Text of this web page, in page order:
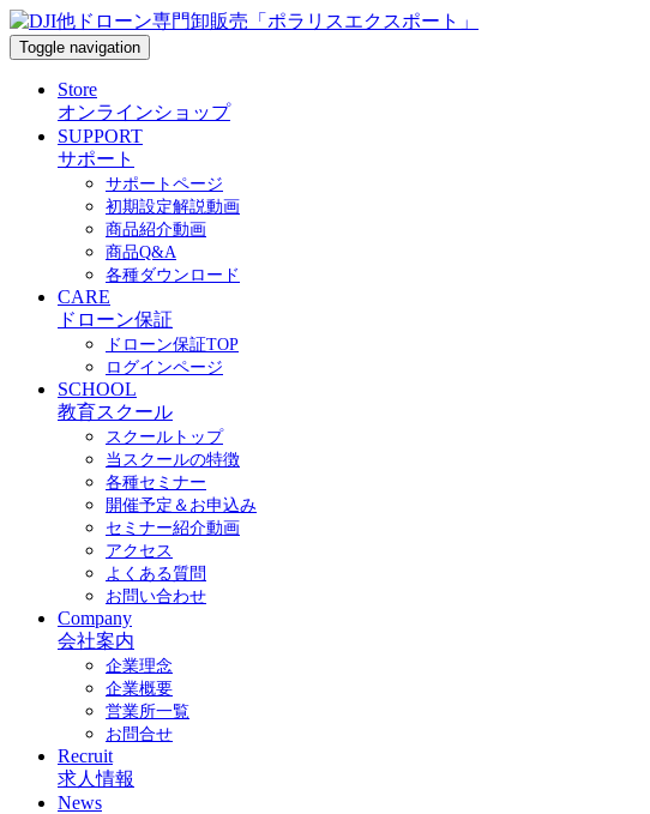
Toggle navigation
Store
オンラインショップ
SUPPORT
サポート
サポートページ
初期設定解説動画
商品紹介動画
商品Q&A
各種ダウンロード
CARE
ドローン保証
ドローン保証TOP
ログインページ
SCHOOL
教育スクール
スクールトップ
当スクールの特徴
各種セミナー
開催予定＆お申込み
セミナー紹介動画
アクセス
よくある質問
お問い合わせ
Company
会社案内
企業理念
企業概要
営業所一覧
お問合せ
Recruit
求人情報
News